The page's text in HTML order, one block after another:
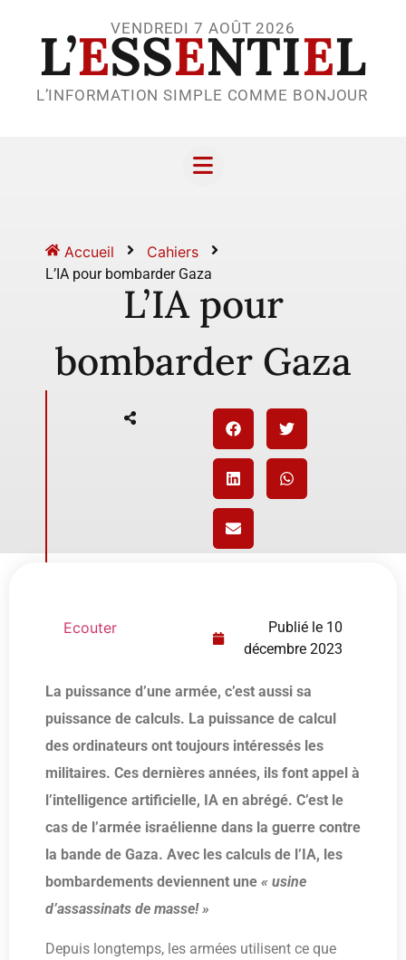
VENDREDI 7 AOÛT 2026
L’ESSENTIEL
L’INFORMATION SIMPLE COMME BONJOUR
Accueil Cahiers
L’IA pour bombarder Gaza
L’IA pour
bombarder Gaza
Ecouter Publié le 10
décembre 2023
La puissance d’une armée, c’est aussi sa
puissance de calculs. La puissance de calcul
des ordinateurs ont toujours intéressés les
militaires. Ces dernières années, ils font appel à
l’intelligence artificielle, IA en abrégé. C’est le
cas de l’armée israélienne dans la guerre contre
la bande de Gaza. Avec les calculs de l’IA, les
bombardements deviennent une « usine
d’assassinats de masse! »
Depuis longtemps, les armées utilisent ce que